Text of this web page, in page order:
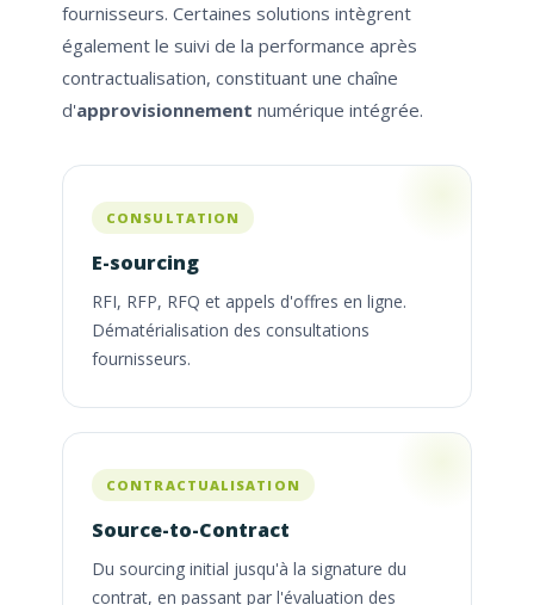
fournisseurs. Certaines solutions intègrent
également le suivi de la performance après
contractualisation, constituant une chaîne
d'approvisionnement numérique intégrée.
CONSULTATION
E-sourcing
RFI, RFP, RFQ et appels d'offres en ligne.
Dématérialisation des consultations
fournisseurs.
CONTRACTUALISATION
Source-to-Contract
Du sourcing initial jusqu'à la signature du
contrat, en passant par l'évaluation des